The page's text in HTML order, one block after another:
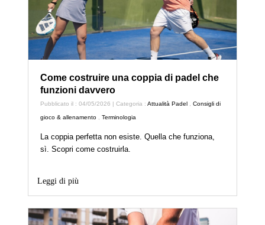
Come costruire una coppia di padel che
funzioni davvero
Pubblicato il : 04/05/2026 | Categoria :Attualità Padel ,Consigli di
gioco & allenamento ,Terminologia
La coppia perfetta non esiste. Quella che funziona,
sì. Scopri come costruirla.
Leggi di più